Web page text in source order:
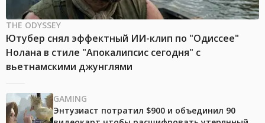
THE ODYSSEY
Ютубер снял эффектный ИИ-клип по "Одиссее"
Нолана в стиле "Апокалипсис сегодня" с
вьетнамскими джунглями
GAMING
Энтузиаст потратил $900 и объединил 90